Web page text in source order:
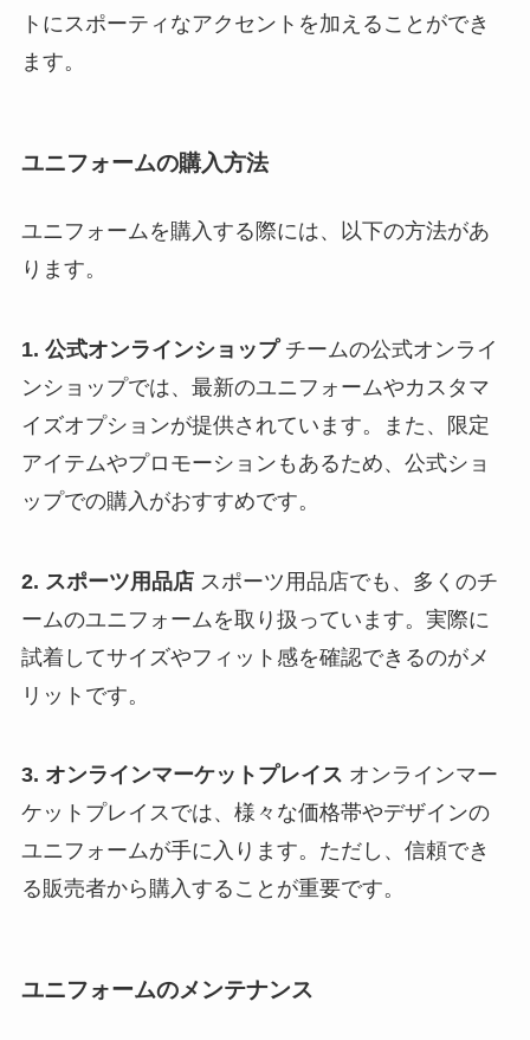
トにスポーティなアクセントを加えることができ
ます。
ユニフォームの購入方法
ユニフォームを購入する際には、以下の方法があ
ります。
1. 公式オンラインショップチームの公式オンライ
ンショップでは、最新のユニフォームやカスタマ
イズオプションが提供されています。また、限定
アイテムやプロモーションもあるため、公式ショ
ップでの購入がおすすめです。
2. スポーツ用品店スポーツ用品店でも、多くのチ
ームのユニフォームを取り扱っています。実際に
試着してサイズやフィット感を確認できるのがメ
リットです。
3. オンラインマーケットプレイス オンラインマー
ケットプレイスでは、様々な価格帯やデザインの
ユニフォームが手に入ります。ただし、信頼でき
る販売者から購入することが重要です。
ユニフォームのメンテナンス